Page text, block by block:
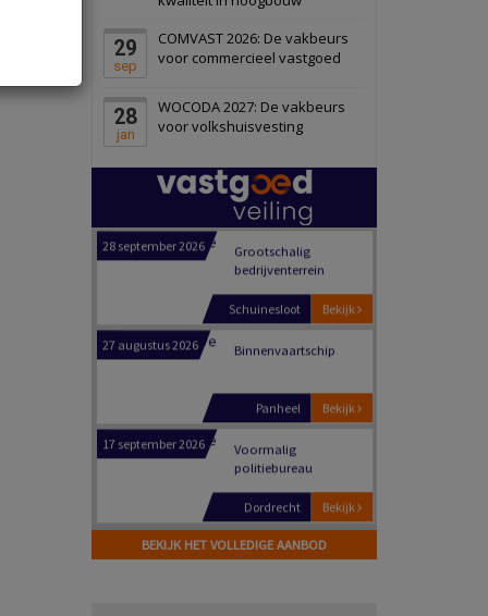
29
sep
COMVAST 2026: De vakbeurs
voor commercieel vastgoed
28
jan
WOCODA 2027: De vakbeurs
voor volkshuisvesting
Schiedam
22 september 2026 Attractiepark
Bekijk
Oranje
28 september 2026
bedrijventerrein
Schuinesloot
27 augustus 2026 Binnenvaartschip
Bekijk
Panheel
17 september 2026
Voormalig
Bekijk
Dordrecht
17 september 2026
Voormalig
politiebureau
Bekijk
Hilversum
17 september 2026
Voormalig
BEKIJK HET VOLLEDIGE AANBOD